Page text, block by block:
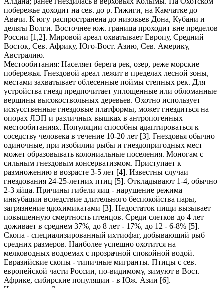
побережье доходит на сев. до р. Гижиги, на Камчатке до
Авачи. К югу распространена до низовьев Дона, Кубани и
дельты Волги. Восточнее юж. граница проходит вне пределов
России [1,2]. Мировой ареал охватывает Европу, Средний
Восток, Сев. Африку, Юго-Вост. Азию, Сев. Америку,
Австралию.
Местообитания: Населяет берега рек, озер, реже морские
побережья. Гнездовой ареал лежит в пределах лесной зоны,
местами захватывает облесенные поймы степных рек. Для
устройства гнезд предпочитает уплощенные или обломанные
вершины высокоствольных деревьев. Охотно использует
искусственные гнездовые платформы, может гнездиться на
опорах ЛЭП и различных вышках в антропогенных
местообитаниях. Популяции способны адаптироваться к
соседству человека в течение 10-20 лет [3]. Гнездовья обычно
одиночные, при изобилии рыбы и гнездопригодных мест
может образовывать колониальные поселения. Моногам с
сильным гнездовым консерватизмом. Приступает к
размножению в возрасте 3-5 лет [4]. Известны случаи
гнездования 24-25-летних птиц [5]. Откладывают 1-4, обычно
2-3 яйца. Причины гибели яиц - нарушение режима
инкубации вследствие длительного беспокойства пары,
загрязнение ядохимикатами [3]. Недостаток пищи вызывает
повышенную смертность птенцов. Среди слетков до 4 лет
доживает в среднем 37%, до 8 лет - 17%, до 12 - 6-8% [5].
Скопа - специализированный ихтиофаг, добывающий рыб
средних размеров. Наиболее успешно охотится на
мелководных водоемах с прозрачной спокойной водой.
Евразийские скопы - типичные мигранты. Птицы с сев.
европейской части России, по-видимому, зимуют в Вост.
Африке, сибирские популяции - в Юж. Азии [6].